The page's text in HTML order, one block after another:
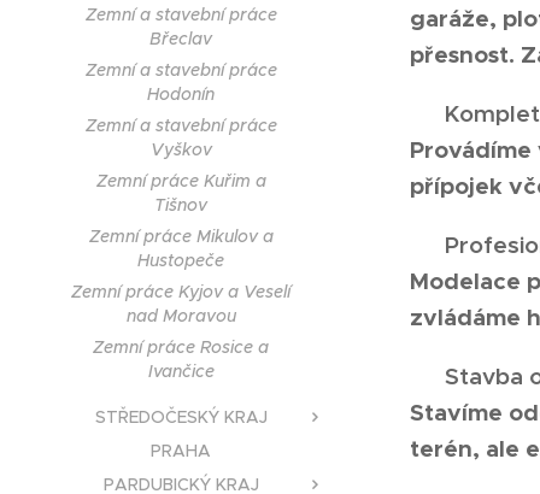
Zemní a stavební práce
Břeclav
Zemní a stavební práce
Hodonín
Zemní a stavební práce
Vyškov
Zemní práce Kuřim a
Tišnov
Zemní práce Mikulov a
Hustopeče
Zemní práce Kyjov a Veselí
nad Moravou
Zemní práce Rosice a
Ivančice
STŘEDOČESKÝ KRAJ
PRAHA
PARDUBICKÝ KRAJ
garáže,
přesnost.
přípojek
Modelace
zvládáme
Stavba
Stavíme
terén, ale